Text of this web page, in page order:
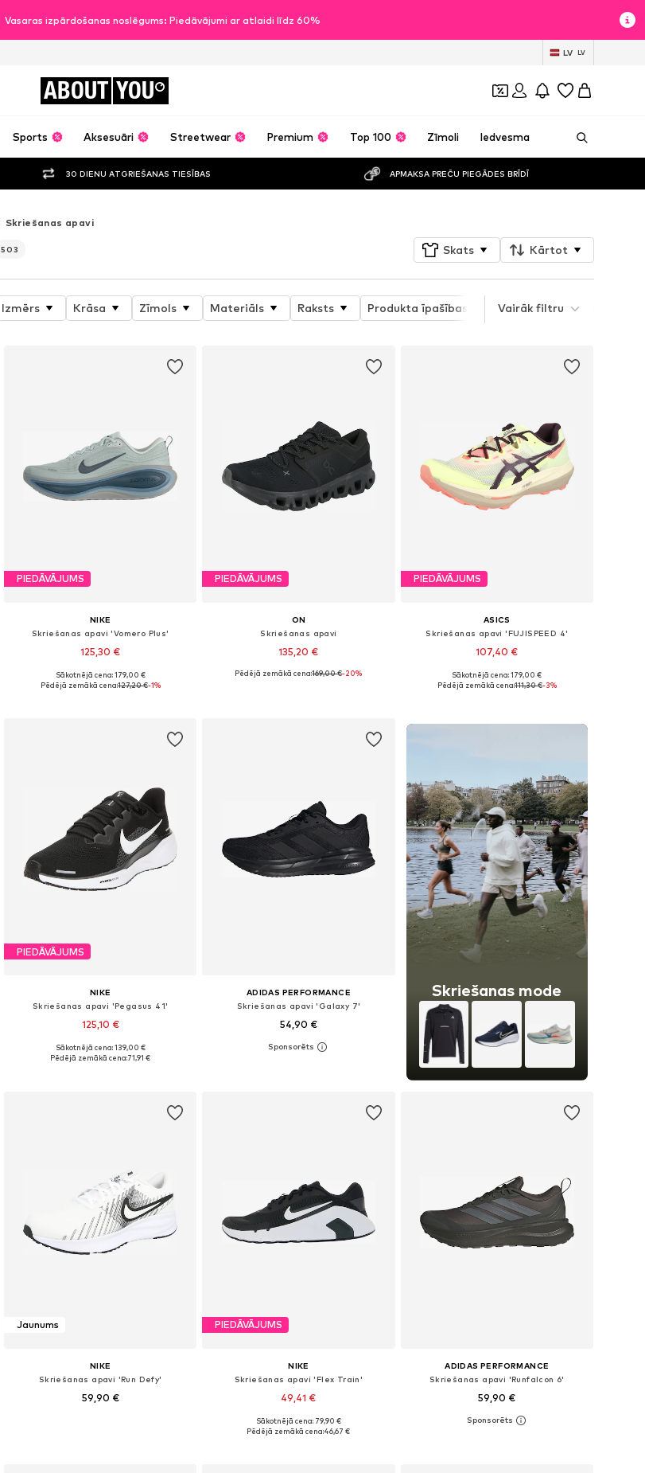
Vasaras izpārdošanas noslēgums: Piedāvājumi ar atlaidi līdz 60%
LV LV
ABOUT YOU
Sports Aksesuāri Streetwear Premium Top 100 Zīmoli Iedvesma
30 DIENU ATGRIEŠANAS TIESĪBAS APMAKSA PREČU PIEGĀDES BRĪDĪ
Skriešanas apavi
503 Skats Kārtot
Izmērs Krāsa Zīmols Materiāls Raksts Produkta īpašības Produktu sērija
Vairāk filtru
PIEDĀVĀJUMS
NIKE
Skriešanas apavi 'Vomero Plus'
125,30 €
Pieejams daudzos izmēros
Sākotnējā cena: 179,00 €
Pēdējā zemākā cena:127,20 €-1%
PIEDĀVĀJUMS
ON
Skriešanas apavi
135,20 €
Pieejams daudzos izmēros
Pēdējā zemākā cena:169,00 €-20%
PIEDĀVĀJUMS
ASICS
Skriešanas apavi 'FUJISPEED 4'
107,40 €
Pieejams daudzos izmēros
Sākotnējā cena: 179,00 €
Pēdējā zemākā cena:111,30 €-3%
PIEDĀVĀJUMS
NIKE
Skriešanas apavi 'Pegasus 41'
125,10 €
Pieejams daudzos izmēros
Sākotnējā cena: 139,00 €
Pēdējā zemākā cena:71,91 €
ADIDAS PERFORMANCE
Skriešanas apavi 'Galaxy 7'
54,90 €
+2
Pieejams daudzos izmēros
Skriešanas mode
Jaunums
NIKE
Skriešanas apavi 'Run Defy'
59,90 €
PIEDĀVĀJUMS
NIKE
Skriešanas apavi 'Flex Train'
49,41 €
Pieejams daudzos izmēros
Sākotnējā cena: 79,90 €
Pēdējā zemākā cena:46,67 €
ADIDAS PERFORMANCE
Skriešanas apavi 'Runfalcon 6'
59,90 €
Pieejams daudzos izmēros